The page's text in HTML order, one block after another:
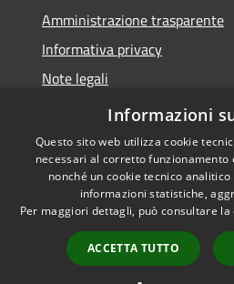
Amministrazione trasparente
Informativa privacy
Note legali
Dichiarazione di accessibilità
Accessibilità
Informazioni
Questo sito web utilizza cookie
necessari al corretto funzionamento
nonché un cookie tecnico
informazioni statistiche,
Per maggiori dettagli, può consultare la
ACCETTA TUTTO